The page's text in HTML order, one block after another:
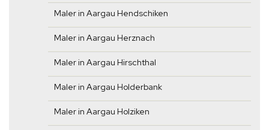
Maler in Aargau Hendschiken
Maler in Aargau Herznach
Maler in Aargau Hirschthal
Maler in Aargau Holderbank
Maler in Aargau Holziken